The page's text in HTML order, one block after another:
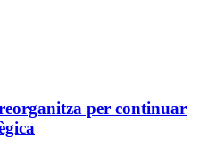
per continuar